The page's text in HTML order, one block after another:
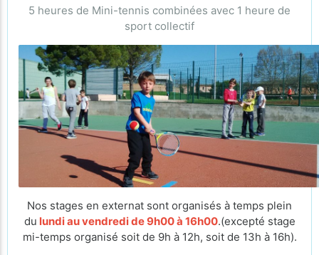
5 heures de Mini-tennis combinées avec 1 heure de
sport collectif
Nos stages en externat sont organisés à temps plein
du lundi au vendredi de 9h00 à 16h00.(excepté stage
mi-temps organisé soit de 9h à 12h, soit de 13h à 16h).